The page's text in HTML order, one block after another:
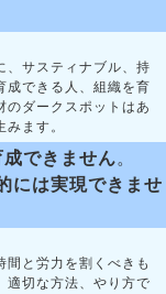
、サスティナブル、持
成できる人、組織を育
のダークスポットはあ
ます。
できません。
には実現できませ
と労力を割くべきも
適切な方法、やり方で